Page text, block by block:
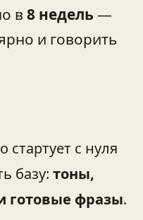
в 8 недель —
и говорить
стартует с нуля
базу: тоны,
готовые фразы.